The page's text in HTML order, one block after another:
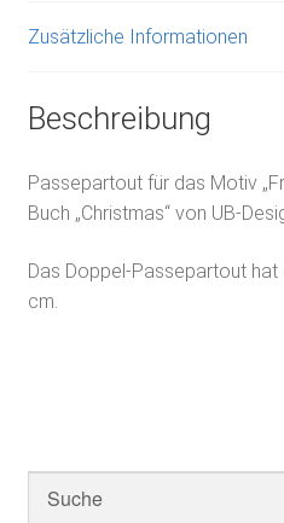
Zusätzliche Informationen
Beschreibung
Passepartout für das Motiv
Buch „Christmas“ von UB-
Das Doppel-Passepartout
cm.